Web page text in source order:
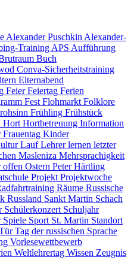
Alexander Puschkin Alexander-
Training APS Aufführung
Buch
Conva-Sicherheitstraining
Elternabend
FeierFeiertag Ferien
Fest Flohmarkt Folklore
Frühling Frühstück
Hort Hortbetreuung Information
Kinder
LaufLehrerlernen letzter
Masleniza Mehrsprachigkeit
offen Ostern Peter Härtling
Projekt Projektwoche
Räume Russische
Russland Sankt Martin Schach
Schülerkonzert Schuljahr
Spiele Sport St. Martin Standort
Tag der russischen Sprache
Vorlesewettbewerb
Weltlehrertag Wissen Zeugnis